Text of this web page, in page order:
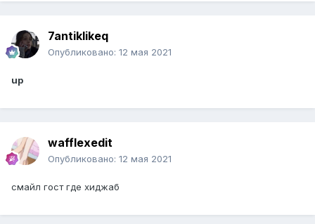
7antiklikeq
Опубликовано: 12 мая 2021
up
wafflexedit
Опубликовано: 12 мая 2021
смайл гост где хиджаб